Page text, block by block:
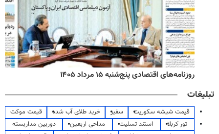
روزنامه‌های اقتصادی پنج‌شنبه ۱۵ مرداد ۱۴۰۵
تبلیغات
قیمت شیشه سکوریت سفیر خرید طلای آب شده
قیمت موکت
تور کربلا
استند تسلیت مداحی اربعین
دوربین مداربسته